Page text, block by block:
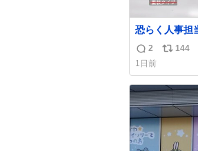
恐らく人事担
るが‥‥‥
返
信
数
2
リ
ス
ト
144
1日前